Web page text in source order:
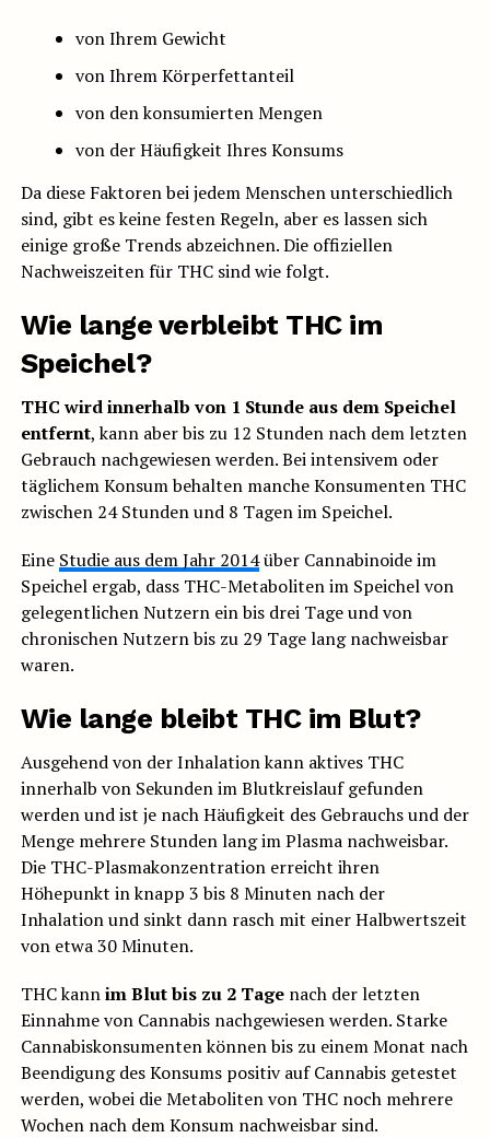
von Ihrem Gewicht
von Ihrem Körperfettanteil
von den konsumierten Mengen
von der Häufigkeit Ihres Konsums
Da diese Faktoren bei jedem Menschen unterschiedlich
sind, gibt es keine festen Regeln, aber es lassen sich
einige große Trends abzeichnen. Die offiziellen
Nachweiszeiten für THC sind wie folgt.
Wie lange verbleibt THC im
Speichel?
THC wird innerhalb von 1 Stunde aus dem Speichel
entfernt, kann aber bis zu 12 Stunden nach dem letzten
Gebrauch nachgewiesen werden. Bei intensivem oder
täglichem Konsum behalten manche Konsumenten THC
zwischen 24 Stunden und 8 Tagen im Speichel.
Eine Studie aus dem Jahr 2014über Cannabinoide im
Speichel ergab, dass THC-Metaboliten im Speichel von
gelegentlichen Nutzern ein bis drei Tage und von
chronischen Nutzern bis zu 29 Tage lang nachweisbar
waren.
Wie lange bleibt THC im Blut?
Ausgehend von der Inhalation kann aktives THC
innerhalb von Sekunden im Blutkreislauf gefunden
werden und ist je nach Häufigkeit des Gebrauchs und der
Menge mehrere Stunden lang im Plasma nachweisbar.
Die THC-Plasmakonzentration erreicht ihren
Höhepunkt in knapp 3 bis 8 Minuten nach der
Inhalation und sinkt dann rasch mit einer Halbwertszeit
von etwa 30 Minuten.
THC kannim Blut bis zu 2 Tagenach der letzten
Einnahme von Cannabis nachgewiesen werden. Starke
Cannabiskonsumenten können bis zu einem Monat nach
Beendigung des Konsums positiv auf Cannabis getestet
werden, wobei die Metaboliten von THC noch mehrere
Wochen nach dem Konsum nachweisbar sind.